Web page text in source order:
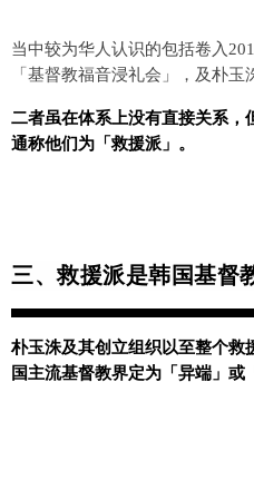
当中较为华人认识的包括卷入
「基督教福音浸礼会」，及朴玉
二者虽在体系上没有直接关系，
通称他们为「救援派」。
三、救援派是韩国基督
朴玉洙及其创立组织以至整个救
国主流基督教界定为「异端」或